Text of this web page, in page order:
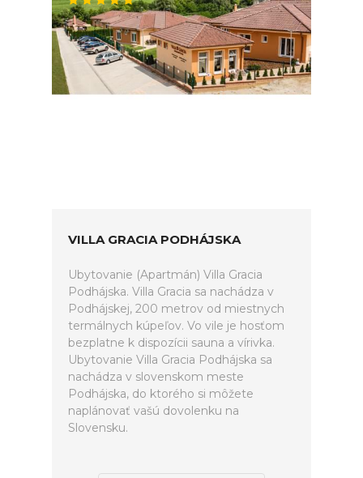
VILLA GRACIA PODHÁJSKA
Ubytovanie (Apartmán) Villa Gracia
Podhájska. Villa Gracia sa nachádza v
Podhájskej, 200 metrov od miestnych
termálnych kúpeľov. Vo vile je hosťom
bezplatne k dispozícii sauna a vírivka.
Ubytovanie Villa Gracia Podhájska sa
nachádza v slovenskom meste
Podhájska, do ktorého si môžete
naplánovať vašú dovolenku na
Slovensku.